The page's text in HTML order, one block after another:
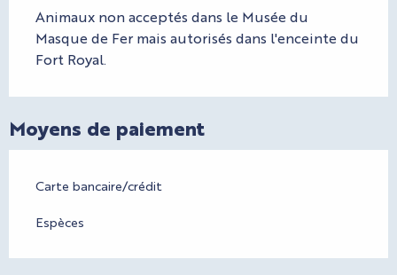
Animaux non acceptés dans le Musée du
Masque de Fer mais autorisés dans l'enceinte du
Fort Royal.
Moyens de paiement
Carte bancaire/crédit
Espèces